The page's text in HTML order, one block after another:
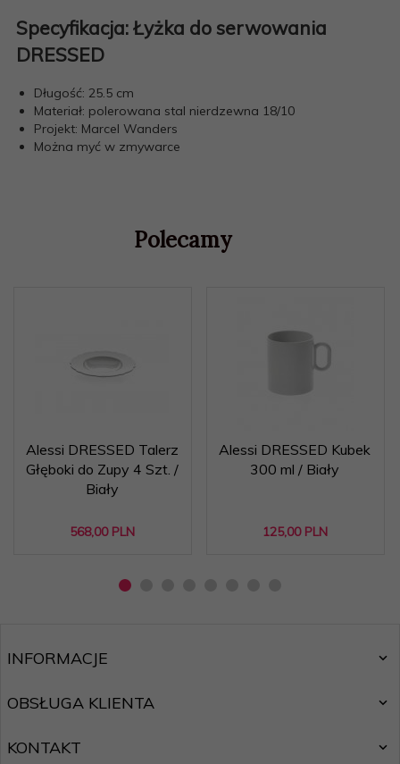
Specyfikacja: Łyżka do serwowania
DRESSED
Długość: 25.5 cm
Materiał: polerowana stal nierdzewna 18/10
Projekt: Marcel Wanders
Można myć w zmywarce
Polecamy
Alessi DRESSED Talerz
Głęboki do Zupy 4 Szt. /
Biały
568,00 PLN
Alessi DRESSED Kubek
300 ml / Biały
125,00 PLN
INFORMACJE
OBSŁUGA KLIENTA
KONTAKT